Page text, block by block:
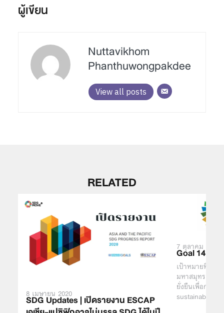
ผู้เขียน
Nuttavikhom
Phanthuwongpakdee
View all posts
RELATED
8 เมษายน 2020
SDG Updates | เปิดรายงาน ESCAP
7 ตุลาคม 2016
Goal 14:
เป้าหมายที่ 14:
มหาสมุทร ทะเล
ยั่งยืนเพื่อการพั
sustainably